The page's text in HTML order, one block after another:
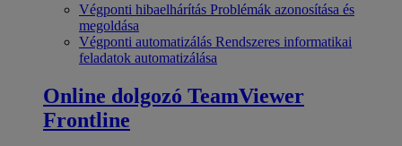
Végponti hibaelhárítás Problémák azonosítása és
megoldása
Végponti automatizálás Rendszeres informatikai
feladatok automatizálása
Online dolgozó TeamViewer
Frontline